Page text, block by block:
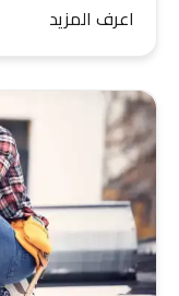
اعرف المزيد